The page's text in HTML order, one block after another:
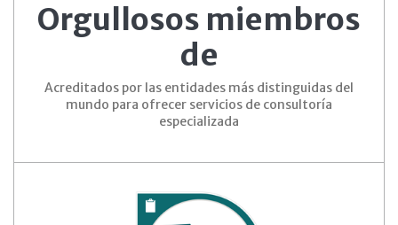
Orgullosos miembros
de
Acreditados por las entidades más distinguidas del
mundo para ofrecer servicios de consultoría
especializada